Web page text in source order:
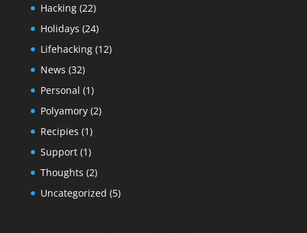
Hacking(22)
Holidays (24)
Lifehacking(12)
News (32)
Personal (1)
Polyamory(2)
Recipies (1)
Support(1)
Thoughts (2)
Uncategorized (5)